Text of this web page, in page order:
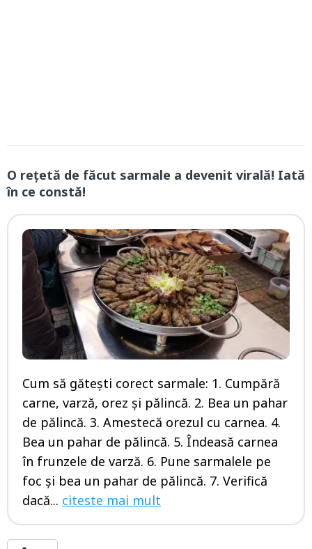
O rețetă de făcut sarmale a devenit virală! Iată
în ce constă!
Cum să gătești corect sarmale: 1. Cumpără
carne, varză, orez și pălincă. 2. Bea un pahar
de pălincă. 3. Amestecă orezul cu carnea. 4.
Bea un pahar de pălincă. 5. Îndeasă carnea
în frunzele de varză. 6. Pune sarmalele pe
foc și bea un pahar de pălincă. 7. Verifică
dacă... citeste mai mult